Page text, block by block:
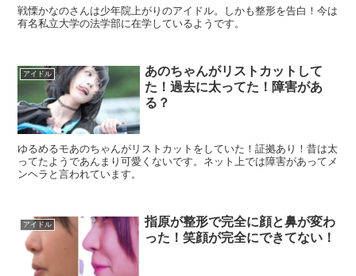
戦慄かなのさんは少年院上がりのアイドル。しかも整形を告白！今は
有名私立大学の法学部に在学しているようです。
アイドル
あのちゃんがリストカットして
た！過去に太ってた！障害があ
る？
ゆるめるモあのちゃんがリストカットをしていた！証拠あり！昔は太
ってたようであんまり可愛くないです。ネット上では障害があってメ
ンヘラと言われています。
アイドル
指原が整形で完全に顔と鼻が変わ
った！笑顔が完全にできてない！